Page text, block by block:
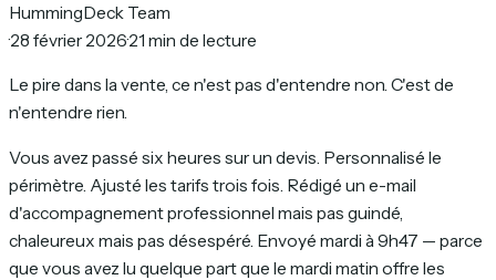
HummingDeck Team
·28 février 2026·21 min de lecture
Le pire dans la vente, ce n'est pas d'entendre non. C'est de
n'entendre rien.
Vous avez passé six heures sur un devis. Personnalisé le
périmètre. Ajusté les tarifs trois fois. Rédigé un e-mail
d'accompagnement professionnel mais pas guindé,
chaleureux mais pas désespéré. Envoyé mardi à 9h47 — parce
que vous avez lu quelque part que le mardi matin offre les